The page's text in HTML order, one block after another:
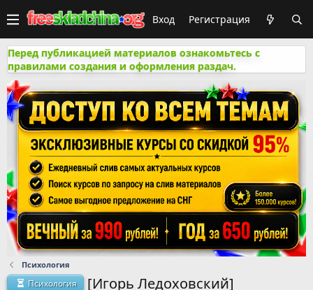
Вход Регистрация
Перед публикацией материалов ознакомьтесь с
правилами создания и оформления раздач.
Психология
Психология
[Игорь Ледоховский]